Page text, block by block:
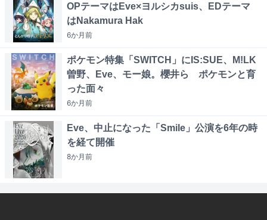
OPテーマはEve×ヨルシカsuis、EDテーマ
はNakamura Hak
6か月前
ポケモン特集「SWITCH」にIS:SUE、M!LK
曽野、Eve、モー娘。櫻井ら ポケモンと育
った面々
6か月前
Eve、中止になった「Smile」公演を6年の時
を経て開催
8か月前